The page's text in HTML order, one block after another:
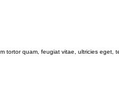
tortor quam, feugiat vitae, ultricies eget,